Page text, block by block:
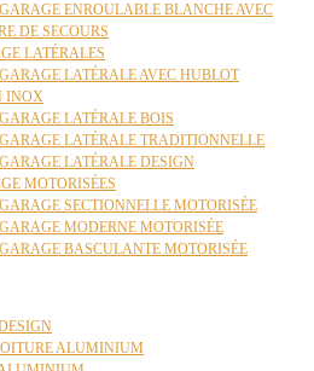
ENROULABLE BLANCHE AVEC
DE SECOURS
LATÉRALES
LATÉRALE AVEC HUBLOT
INOX
LATÉRALE BOIS
LATÉRALE TRADITIONNELLE
LATÉRALE DESIGN
MOTORISÉES
SECTIONNELLE MOTORISÉE
MODERNE MOTORISÉE
BASCULANTE MOTORISÉE
ALUMINIUM